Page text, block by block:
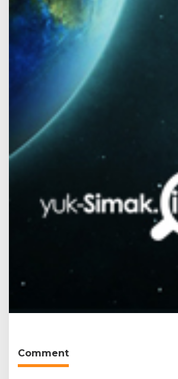
Comment